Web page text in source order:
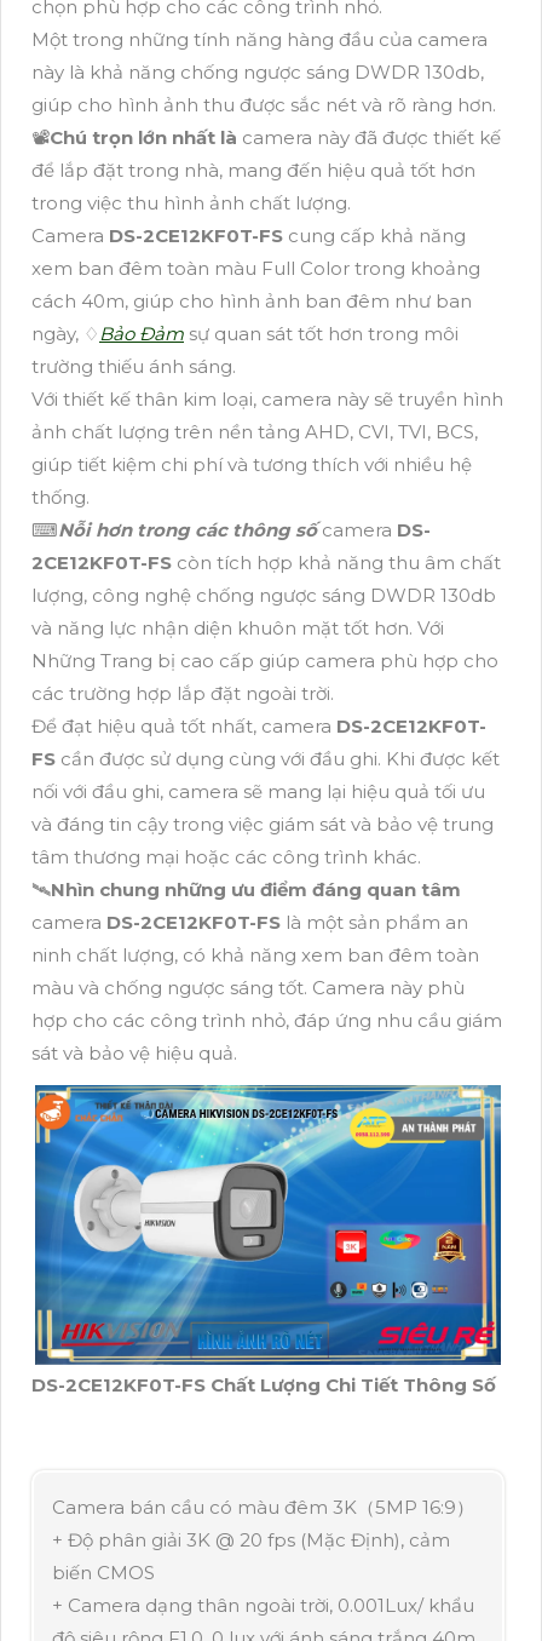
chọn phù hợp cho các công trình nhỏ.
Một trong những tính năng hàng đầu của camera
này là khả năng chống ngược sáng DWDR 130db,
giúp cho hình ảnh thu được sắc nét và rõ ràng hơn.
📽Chú trọn lớn nhất là camera này đã được thiết kế
để lắp đặt trong nhà, mang đến hiệu quả tốt hơn
trong việc thu hình ảnh chất lượng.
Camera DS-2CE12KF0T-FS cung cấp khả năng
xem ban đêm toàn màu Full Color trong khoảng
cách 40m, giúp cho hình ảnh ban đêm như ban
ngày, ♢ Bảo Đảm sự quan sát tốt hơn trong môi
trường thiếu ánh sáng.
Với thiết kế thân kim loại, camera này sẽ truyền hình
ảnh chất lượng trên nền tảng AHD, CVI, TVI, BCS,
giúp tiết kiệm chi phí và tương thích với nhiều hệ
thống.
⌨Nỗi hơn trong các thông sốcamera DS-
2CE12KF0T-FS còn tích hợp khả năng thu âm chất
lượng, công nghệ chống ngược sáng DWDR 130db
và năng lực nhận diện khuôn mặt tốt hơn. Với
Những Trang bị cao cấp giúp camera phù hợp cho
các trường hợp lắp đặt ngoài trời.
Để đạt hiệu quả tốt nhất, camera DS-2CE12KF0T-
FS cần được sử dụng cùng với đầu ghi. Khi được kết
nối với đầu ghi, camera sẽ mang lại hiệu quả tối ưu
và đáng tin cậy trong việc giám sát và bảo vệ trung
tâm thương mại hoặc các công trình khác.
🛰Nhìn chung những ưu điểm đáng quan tâm
camera DS-2CE12KF0T-FS là một sản phẩm an
ninh chất lượng, có khả năng xem ban đêm toàn
màu và chống ngược sáng tốt. Camera này phù
hợp cho các công trình nhỏ, đáp ứng nhu cầu giám
sát và bảo vệ hiệu quả.
DS-2CE12KF0T-FS Chất Lượng Chi Tiết Thông Số
Camera bán cầu có màu đêm 3K（5MP 16:9）
+ Độ phân giải 3K @ 20 fps (Mặc Định), cảm
biến CMOS
+ Camera dạng thân ngoài trời, 0.001Lux/ khẩu